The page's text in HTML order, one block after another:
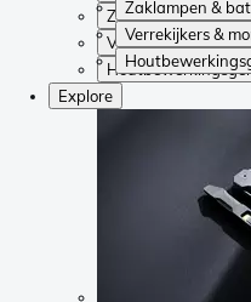
Zaklampen &
Verrekijkers &
Zaklampen &
Verrekijkers &
Explore